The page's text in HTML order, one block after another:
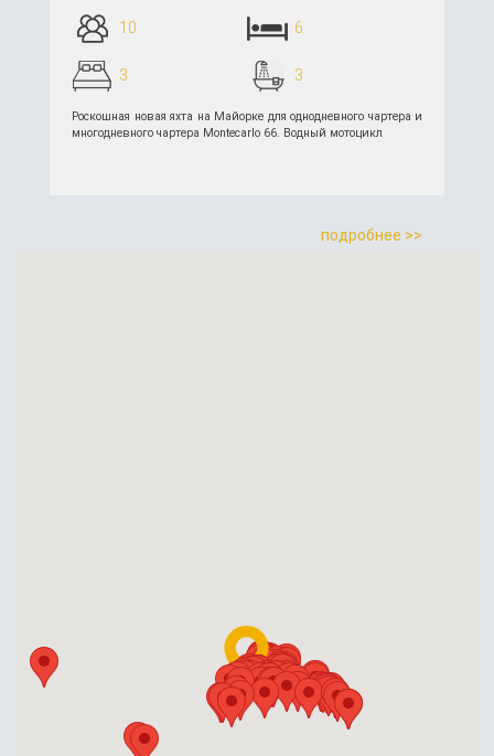
10 6
3 3
Роскошная новая яхта на Майорке для однодневного чартера и
многодневного чартера Montecarlo 66. Водный мотоцикл
подробнее >>